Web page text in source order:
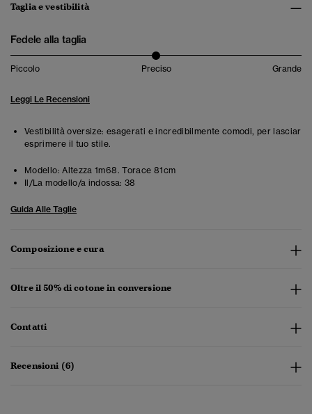
Taglia e vestibilità
Fedele alla taglia
Piccolo Preciso Grande
Leggi Le Recensioni
Vestibilità oversize: esagerati e incredibilmente comodi, per lasciar
esprimere il tuo stile.
Modello: Altezza 1m68. Torace 81cm
Il/La modello/a indossa: 38
Guida Alle Taglie
Composizione e cura
Oltre il 50% di cotone in conversione
Contatti
Recensioni (6)